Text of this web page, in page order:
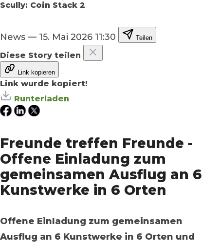
Scully: Coin Stack 2
News — 15. Mai 2026 11:30 Teilen
Diese Story teilen
Link kopieren
Link wurde kopiert!
Runterladen
Freunde treffen Freunde -
Offene Einladung zum
gemeinsamen Ausflug an 6
Kunstwerke in 6 Orten
Offene Einladung zum gemeinsamen
Ausflug an 6 Kunstwerke in 6 Orten und